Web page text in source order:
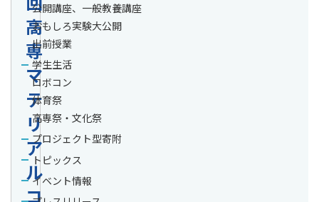
高
専
マ
テ
リ
ア
ル
コ
公開講座、一般教養講座
おもしろ実験大公開
出前授業
学生生活
ロボコン
体育祭
高専祭・文化祭
プロジェクト型寄附
トピックス
イベント情報